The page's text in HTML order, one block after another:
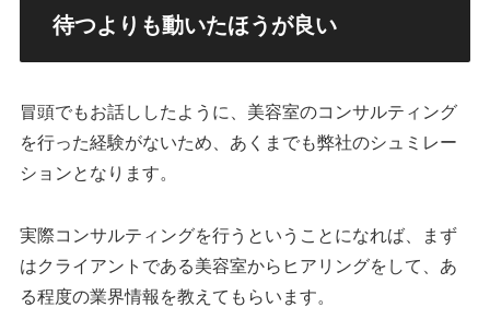
待つよりも動いたほうが良い
冒頭でもお話ししたように、美容室のコンサルティング
を行った経験がないため、あくまでも弊社のシュミレー
ションとなります。
実際コンサルティングを行うということになれば、まず
はクライアントである美容室からヒアリングをして、あ
る程度の業界情報を教えてもらいます。